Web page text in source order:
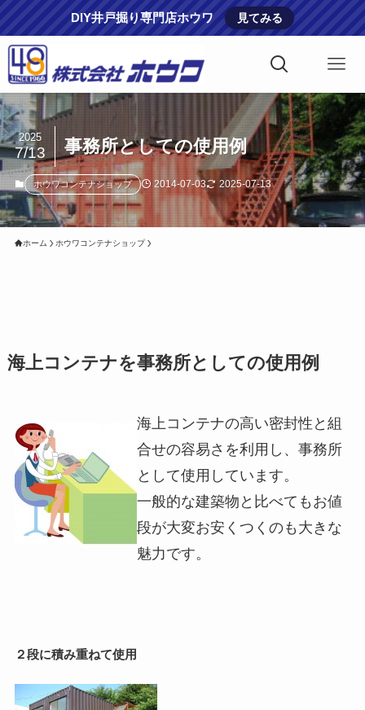
DIY井戸掘り専門店ホウワ 見てみる
事務所としての使用例
2025
7/13
ホウワコンテナショップ 2014-07-03 2025-07-13
ホーム ホウワコンテナショップ
海上コンテナを事務所としての使用例
海上コンテナの高い密封性と組
合せの容易さを利用し、事務所
として使用しています。
一般的な建築物と比べてもお値
段が大変お安くつくのも大きな
魅力です。
２段に積み重ねて使用